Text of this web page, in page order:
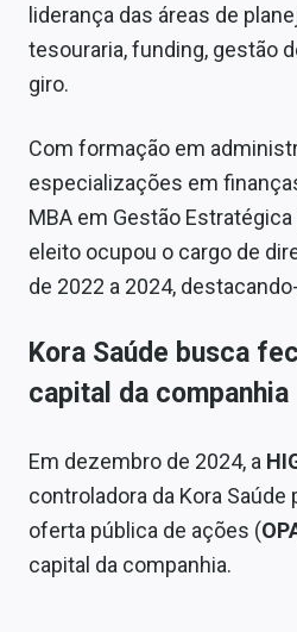
liderança das áreas de
tesouraria, funding, gestão
giro.
Com formação em
especializações em
MBA em Gestão Estratégica
eleito ocupou o cargo de
de 2022 a 2024,
Kora Saúde busca
capital da companhia
Em dezembro de 2024, a
controladora da Kora
oferta pública de ações (
capital da companhia.